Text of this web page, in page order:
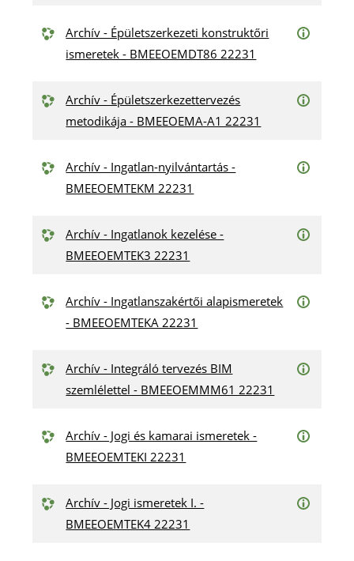
Archív - Épületszerkezeti konstruktőri
ismeretek - BMEEOEMDT86 22231
Archív - Épületszerkezettervezés
metodikája - BMEEOEMA-A1 22231
Archív - Ingatlan-nyilvántartás -
BMEEOEMTEKM 22231
Archív - Ingatlanok kezelése -
BMEEOEMTEK3 22231
Archív - Ingatlanszakértői alapismeretek
- BMEEOEMTEKA 22231
Archív - Integráló tervezés BIM
szemlélettel - BMEEOEMMM61 22231
Archív - Jogi és kamarai ismeretek -
BMEEOEMTEKI 22231
Archív - Jogi ismeretek I. -
BMEEOEMTEK4 22231